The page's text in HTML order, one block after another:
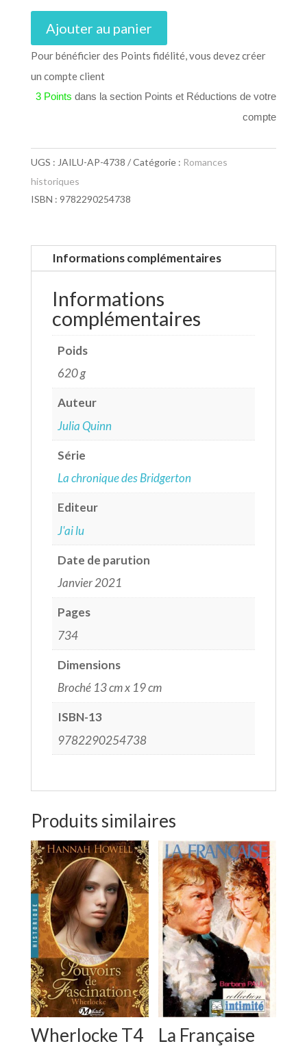
Ajouter au panier
Pour bénéficier des Points fidélité, vous devez créer
un compte client
3 Points dans la section Points et Réductions de votre
compte
UGS : JAILU-AP-4738 Catégorie : Romances
historiques
ISBN : 9782290254738
Informations complémentaires
Informations
complémentaires
Poids
620 g
Auteur
Julia Quinn
Série
La chronique des Bridgerton
Editeur
J'ai lu
Date de parution
Janvier 2021
Pages
734
Dimensions
Broché 13 cm x 19 cm
ISBN-13
9782290254738
Produits similaires
Wherlocke T4
La Française